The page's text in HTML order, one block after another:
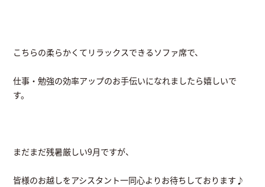
こちらの柔らかくてリラックスできるソファ席で、
仕事・勉強の効率アップのお手伝いになれましたら嬉しいで
す。
まだまだ残暑厳しい9月ですが、
皆様のお越しをアシスタント一同心よりお待ちしております♪